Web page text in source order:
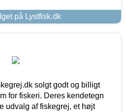
på Lystfisk.dk
solgt godt og billigt
for fiskeri. Deres kendetegn
udvalg af fiskegrej, et højt